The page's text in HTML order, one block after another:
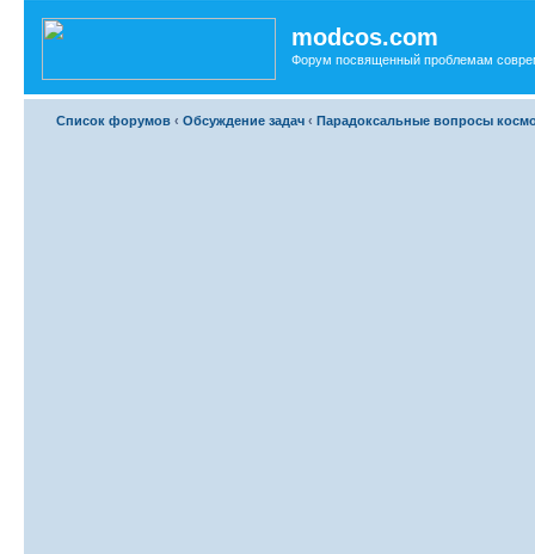
modcos.com
Форум посвященный проблемам
Список форумов ‹ Обсуждение задач ‹ Парадоксальные вопросы